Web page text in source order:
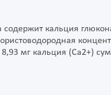
кальция
мг кальция (Са2+)